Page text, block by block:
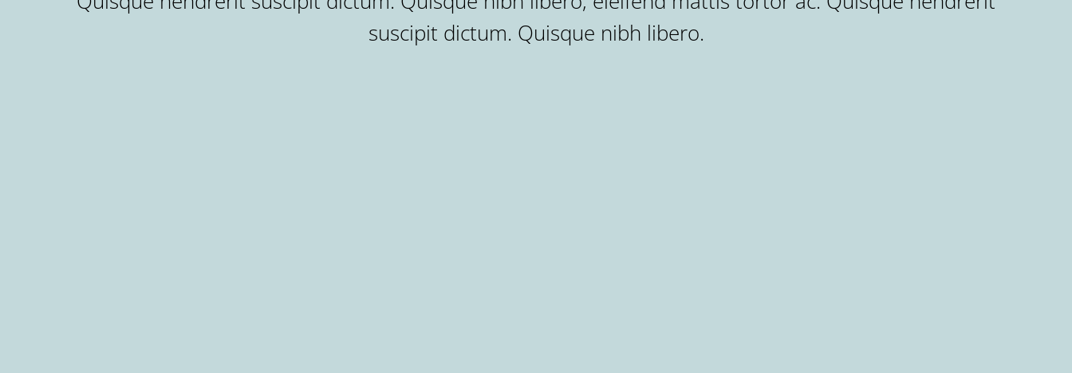
suscipit dictum. Quisque nibh libero.